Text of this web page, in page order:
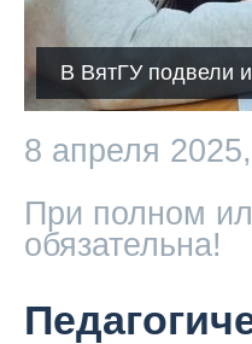
В ВятГУ подвели
8 апреля
При полном
обязательна!